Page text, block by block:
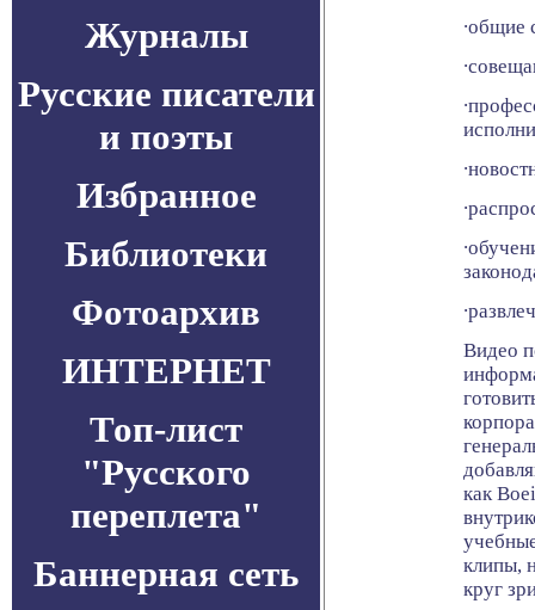
Журналы
Русские писатели
и поэты
Избранное
Библиотеки
Фотоархив
ИНТЕРНЕТ
Топ-лист
"Русского
переплета"
Баннерная сеть
∙общие
Видео
как
клипы,
круг